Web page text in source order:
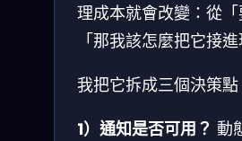
理成本就會改變：從
「那我該怎麼把它接
我把它拆成三個決策點
1）通知是否可用？ 動